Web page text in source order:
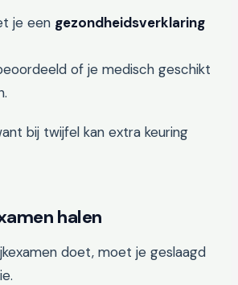
je een gezondheidsverklaring
of je medisch geschikt
bij twijfel kan extra keuring
halen
doet, moet je geslaagd